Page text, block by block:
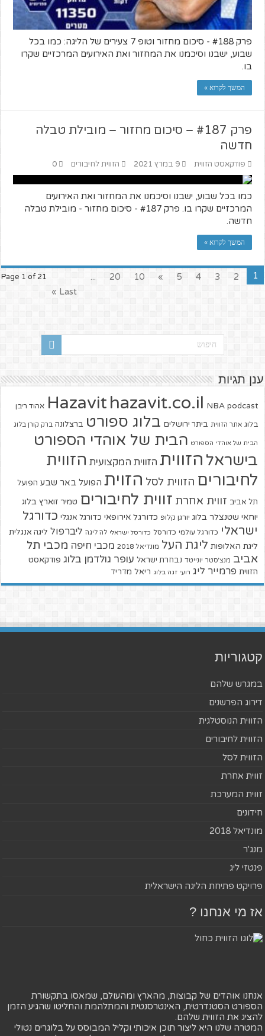
פרק #188 - סיכום מחזור וטופ 7 צעירים של הליגה: כמו בכל
שבוע, ישבנו וסיכמנו את המחזור ואת האירועים המרכזיים שקרו
בו.
המשך לקרוא »
פרק #187 – סיכום מחזור – מובילת טבלה
חדשה
פודקאסט הזווית 9 במרץ 2021 הזווית לחיבורים 0
כמו בכל שבוע, ישבנו וסיכמנו את המחזור ואת האירועים
המרכזיים שקרו בו. פרק #187 - סיכום מחזור - מובילת טבלה
חדשה.
המשך לקרוא »
Page 1 of 21 1
2
3
4
5
»
10
20
...
Last »
ענן תגיות
Hazavit hazavit.co.il NBA podcast אהוד ריבן
בלוג אתר הזווית ביתר ירושלים בלוג ספורט ברצלונה ברק קורן בלוג
הבית של אוהדי הספורט הבית של אוהדי הספורט
בישראל הזווית הזווית המקצועית הזווית
לחיבורים הזווית לסל הזוית הפועל באר שבע הפועל
תל אביב זווית אחרת זווית לחיבורים טמיר זוארץ בלוג
יוחאי שטנצלר בלוג יורגן קלופ כדורגל אירופאי כדורגל אנגלי כדורגל
ישראלי כדורגל עולמי כדורסל כדורסל ישראלי לה ליגה ליברפול ליגה אנגלית
ליגת האלופות ליגת העל מונדיאל 2018 מכבי חיפה מכבי תל
אביב מנצ'סטר יונייטד נבחרת ישראל עופר גולדמן בלוג פודקאסט
הזווית פרמייר ליג רועי זגה בלוג ריאל מדריד
קטגוריות
במגרש שלהם
דירוג הפרשנים
הזווית הנוסטלגית
הזווית לחיבורים
הזווית לסל
זווית אחרת
זווית המערכת
חידונים
מונדיאל 2018
מנג'ר
פנטזי ליג
פרויקט פתיחת הליגה הישראלית
אז מי אנחנו ?
אנחנו אוהדים של קבוצות, מהארץ ומהעולם, שמאסו בתקשורת
הספורט הסטנדרטית, האינטרסנטית והמתלהמת והחליטו שהגיע הזמן
להציג את הזווית שלהם.
המטרה שלנו היא ליצור תוכן איכותי וקליל המבוסס על בלוגרים נטולי